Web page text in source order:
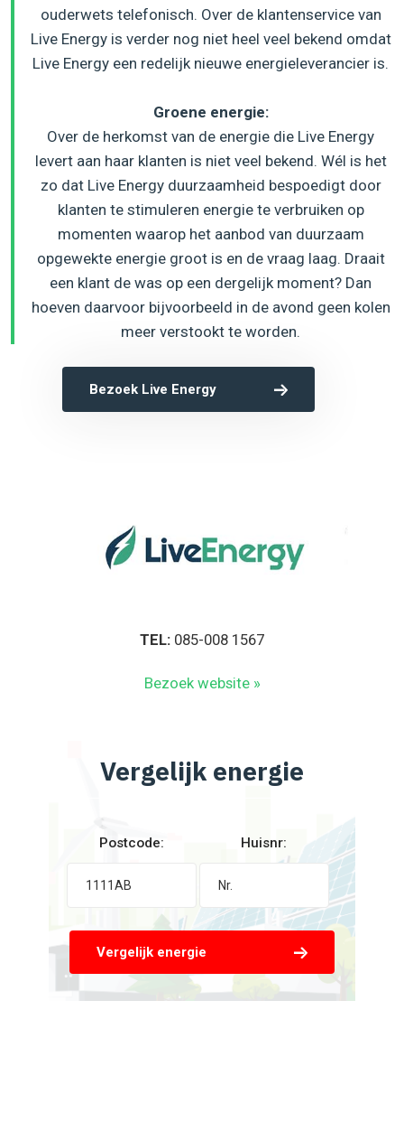
ouderwets telefonisch. Over de klantenservice van
Live Energy is verder nog niet heel veel bekend omdat
Live Energy een redelijk nieuwe energieleverancier is.
Groene energie:
Over de herkomst van de energie die Live Energy
levert aan haar klanten is niet veel bekend. Wél is het
zo dat Live Energy duurzaamheid bespoedigt door
klanten te stimuleren energie te verbruiken op
momenten waarop het aanbod van duurzaam
opgewekte energie groot is en de vraag laag. Draait
een klant de was op een dergelijk moment? Dan
hoeven daarvoor bijvoorbeeld in de avond geen kolen
meer verstookt te worden.
Bezoek Live Energy
TEL: 085-008 1567
Bezoek website »
Vergelijk energie
Postcode: Huisnr:
Vergelijk energie